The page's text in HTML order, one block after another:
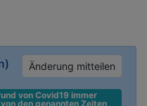
Änderung mitteilen
von Covid19 immer
den genannten Zeiten